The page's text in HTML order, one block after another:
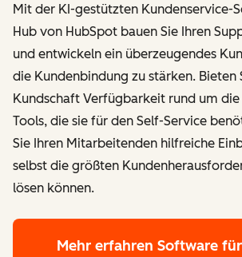
Mit der KI-gestützten Kundenservice-
Hub von HubSpot bauen Sie Ihren
und entwickeln ein überzeugendes
die Kundenbindung zu stärken. Bieten
Kundschaft Verfügbarkeit rund um
Tools, die sie für den Self-Service
Sie Ihren Mitarbeitenden hilfreiche
selbst die größten
lösen können.
Mehr erfahren Software